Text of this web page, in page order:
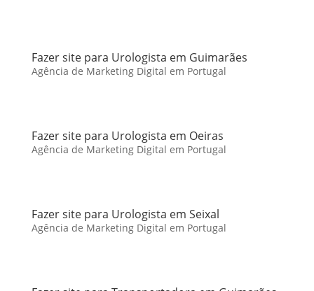
Fazer site para Urologista em Guimarães
Agência de Marketing Digital em Portugal
Fazer site para Urologista em Oeiras
Agência de Marketing Digital em Portugal
Fazer site para Urologista em Seixal
Agência de Marketing Digital em Portugal